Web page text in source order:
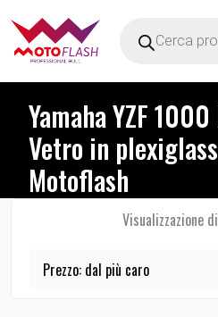
Yamaha YZF
Vetro in
Motoflash
Visualizzazione